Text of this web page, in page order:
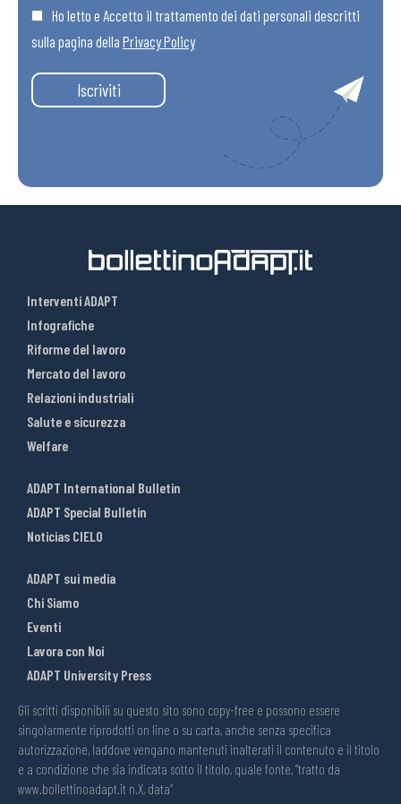
Ho letto e Accetto il trattamento dei dati personali descritti
sulla pagina della Privacy Policy
Iscriviti
Interventi ADAPT
Infografiche
Riforme del lavoro
Mercato del lavoro
Relazioni industriali
Salute e sicurezza
Welfare
ADAPT International Bulletin
ADAPT Special Bulletin
Noticias CIELO
ADAPT sui media
Chi Siamo
Eventi
Lavora con Noi
ADAPT University Press
Gli scritti disponibili su questo sito sono copy-free e possono essere
singolarmente riprodotti on line o su carta, anche senza specifica
autorizzazione, laddove vengano mantenuti inalterati il contenuto e il titolo
e a condizione che sia indicata sotto il titolo, quale fonte, “tratto da
www.bollettinoadapt.it n.X, data“